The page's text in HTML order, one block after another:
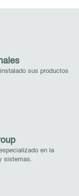
sus productos
en la
sistemas.